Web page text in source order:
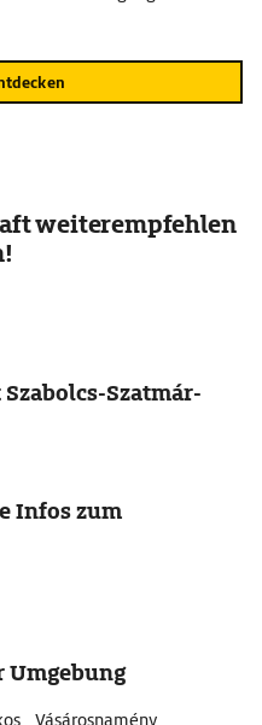
weiterempfehlen
Szatmár-
Infos zum
Umgebung
Vásárosnamény